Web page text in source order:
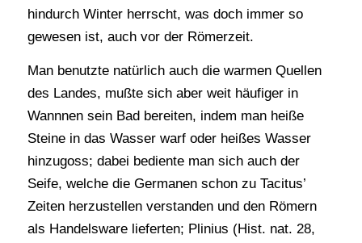
hindurch Winter herrscht, was doch immer so
gewesen ist, auch vor der Römerzeit.
Man benutzte natürlich auch die warmen Quellen
des Landes, mußte sich aber weit häufiger in
Wannnen sein Bad bereiten, indem man heiße
Steine in das Wasser warf oder heißes Wasser
hinzugoss; dabei bediente man sich auch der
Seife, welche die Germanen schon zu Tacitus’
Zeiten herzustellen verstanden und den Römern
als Handelsware lieferten; Plinius (Hist. nat. 28,